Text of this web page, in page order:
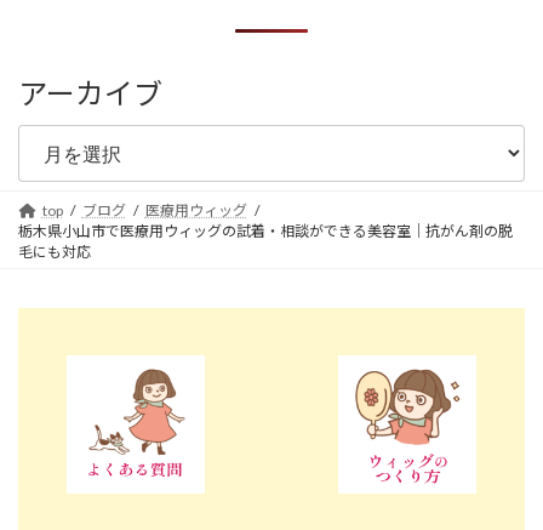
アーカイブ
top ブログ
医療用ウィッグ
栃木県小山市で医療用ウィッグの試着・相談ができる美容室｜抗がん剤の脱
毛にも対応